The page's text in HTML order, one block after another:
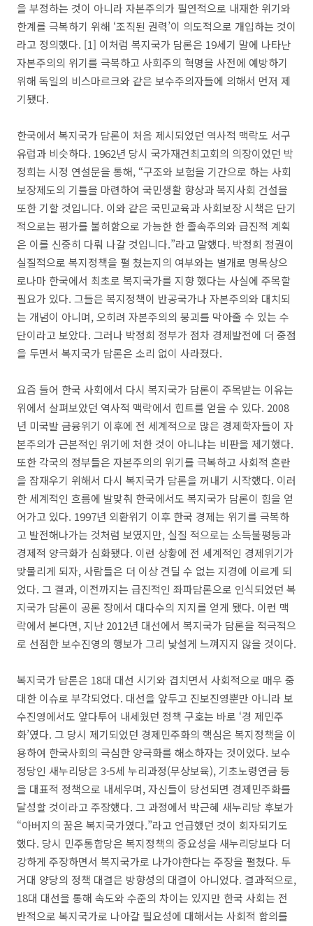
을 부정하는 것이 아니라 자본주의가 필연적으로 내재한 위기와
한계를 극복하기 위해 ‘조직된 권력’이 의도적으로 개입하는 것이
라고 정의했다. [1] 이처럼 복지국가 담론은 19세기 말에 나타난
자본주의의 위기를 극복하고 사회주의 혁명을 사전에 예방하기
위해 독일의 비스마르크와 같은 보수주의자들에 의해서 먼저 제
기됐다.
한국에서 복지국가 담론이 처음 제시되었던 역사적 맥락도 서구
유럽과 비슷하다. 1962년 당시 국가재건최고회의 의장이었던 박
정희는 시정 연설문을 통해, “구조와 보험을 기간으로 하는 사회
보장제도의 기틀을 마련하여 국민생활 향상과 복지사회 건설을
또한 기할 것입니다. 이와 같은 국민교육과 사회보장 시책은 단기
적으로는 평가를 불허함으로 가능한 한 졸속주의와 급진적 계획
은 이를 신중히 다뤄 나갈 것입니다.”라고 말했다. 박정희 정권이
실질적으로 복지정책을 펼 쳤는지의 여부와는 별개로 명목상으
로나마 한국에서 최초로 복지국가를 지향 했다는 사실에 주목할
필요가 있다. 그들은 복지정책이 반공국가나 자본주의와 대치되
는 개념이 아니며, 오히려 자본주의의 붕괴를 막아줄 수 있는 수
단이라고 보았다. 그러나 박정희 정부가 점차 경제발전에 더 중점
을 두면서 복지국가 담론은 소리 없이 사라졌다.
요즘 들어 한국 사회에서 다시 복지국가 담론이 주목받는 이유는
위에서 살펴보았던 역사적 맥락에서 힌트를 얻을 수 있다. 2008
년 미국발 금융위기 이후에 전 세계적으로 많은 경제학자들이 자
본주의가 근본적인 위기에 처한 것이 아니냐는 비판을 제기했다.
또한 각국의 정부들은 자본주의의 위기를 극복하고 사회적 혼란
을 잠재우기 위해서 다시 복지국가 담론을 꺼내기 시작했다. 이러
한 세계적인 흐름에 발맞춰 한국에서도 복지국가 담론이 힘을 얻
어가고 있다. 1997년 외환위기 이후 한국 경제는 위기를 극복하
고 발전해나가는 것처럼 보였지만, 실질 적으로는 소득불평등과
경제적 양극화가 심화됐다. 이런 상황에 전 세계적인 경제위기가
맞물리게 되자, 사람들은 더 이상 견딜 수 없는 지경에 이르게 되
었다. 그 결과, 이전까지는 급진적인 좌파담론으로 인식되었던 복
지국가 담론이 공론 장에서 대다수의 지지를 얻게 됐다. 이런 맥
락에서 본다면, 지난 2012년 대선에서 복지국가 담론을 적극적으
로 선점한 보수진영의 행보가 그리 낯설게 느껴지지 않을 것이다.
복지국가 담론은 18대 대선 시기와 겹치면서 사회적으로 매우 중
대한 이슈로 부각되었다. 대선을 앞두고 진보진영뿐만 아니라 보
수진영에서도 앞다투어 내세웠던 정책 구호는 바로 ‘경 제민주
화’였다. 그 당시 제기되었던 경제민주화의 핵심은 복지정책을 이
용하여 한국사회의 극심한 양극화를 해소하자는 것이었다. 보수
정당인 새누리당은 3-5세 누리과정(무상보육), 기초노령연금 등
을 대표적 정책으로 내세우며, 자신들이 당선되면 경제민주화를
달성할 것이라고 주장했다. 그 과정에서 박근혜 새누리당 후보가
“아버지의 꿈은 복지국가였다.”라고 언급했던 것이 회자되기도
했다. 당시 민주통합당은 복지정책의 중요성을 새누리당보다 더
강하게 주장하면서 복지국가로 나가야한다는 주장을 펼쳤다. 두
거대 양당의 정책 대결은 방향성의 대결이 아니었다. 결과적으로,
18대 대선을 통해 속도와 수준의 차이는 있지만 한국 사회는 전
반적으로 복지국가로 나아갈 필요성에 대해서는 사회적 합의를